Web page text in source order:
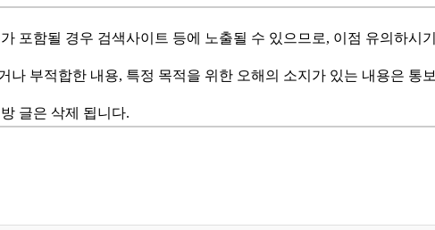
포함될 경우 검색사이트 등에 노출될 수 있으므로, 이점 유의하시기
나 부적합한 내용, 특정 목적을 위한 오해의 소지가 있는 내용은 통보
글은 삭제 됩니다.